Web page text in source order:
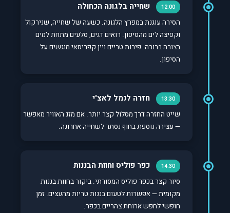
12:00 שחייה בלגונה הכחולה
הסירה עוגנת במפרץ הלגונה. כשעה של שחייה, שנירקול
וקפיצה לים מהסיפון. רואים דגים, סלעים מתחת למים
בצורה ברורה. פירות טריים ויין קפריסאי מוגשים על
הסיפון.
13:30 חזרה לנמל לאצ'י
שייט החזרה דרך מסלול קצר יותר. אם מזג האוויר מאפשר
— עצירה נוספת בחוף נסתר לשחייה אחרונה.
14:30 כפר פוליס וחוות הבננות
סיור קצר בכפר פוליס המסורתי. ביקור בחוות בננות
מקומית — אפשרות לטעום בננות טריות מהעצים. זמן
חופשי לחפש ארוחת צהריים בכפר.